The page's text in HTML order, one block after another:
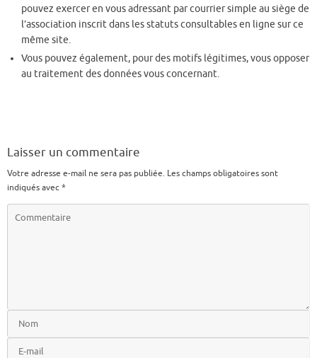
pouvez exercer en vous adressant par courrier simple au siège de
l’association inscrit dans les statuts consultables en ligne sur ce
même site.
Vous pouvez également, pour des motifs légitimes, vous opposer
au traitement des données vous concernant.
Laisser un commentaire
Votre adresse e-mail ne sera pas publiée. Les champs obligatoires sont
indiqués avec*